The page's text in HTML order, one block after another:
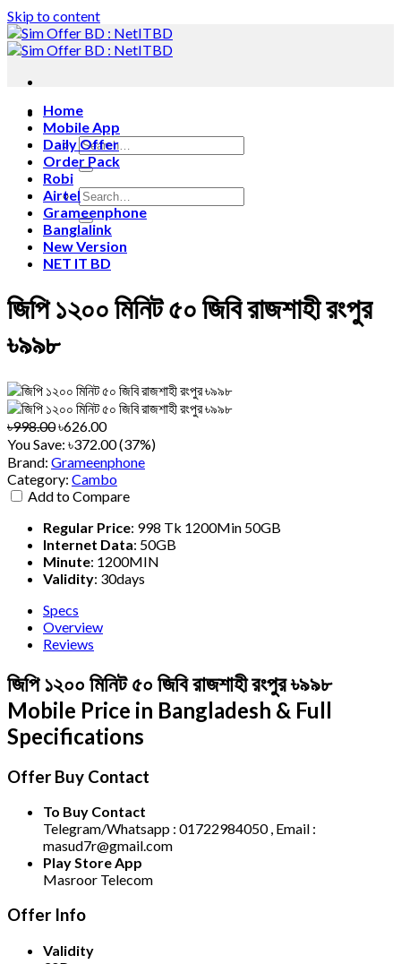
Skip to content
Home
Mobile App
Daily Offer
Order Pack
Robi
Airtel
Grameenphone
Banglalink
New Version
NET IT BD
জিপি ১২০০ মিনিট ৫০ জিবি রাজশাহী রংপুর
৳৯৯৮
৳998.00৳626.00
You Save: ৳372.00 (37%)
Brand: Grameenphone
Category: Cambo
Add to Compare
Regular Price: 998 Tk 1200Min 50GB
Internet Data: 50GB
Minute: 1200MIN
Validity: 30days
Specs
Overview
Reviews
জিপি ১২০০ মিনিট ৫০ জিবি রাজশাহী রংপুর ৳৯৯৮
Mobile Price in Bangladesh & Full
Specifications
Offer Buy Contact
To Buy Contact
Telegram/Whatsapp : 01722984050 , Email :
masud7r@gmail.com
Play Store App
Masroor Telecom
Offer Info
Validity